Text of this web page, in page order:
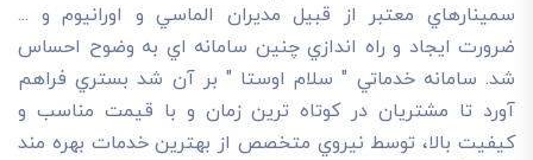
سمينارهاي معتبر از قبيل مديران الماسي و اورانيوم و ...
ضرورت ايجاد و راه اندازي چنين سامانه اي به وضوح احساس
شد. سامانه خدماتي " سلام اوستا " بر آن شد بستري فراهم
آورد تا مشتريان در کوتاه ترين زمان و با قيمت مناسب و
کيفيت بالا، توسط نيروي متخصص از بهترين خدمات بهره مند